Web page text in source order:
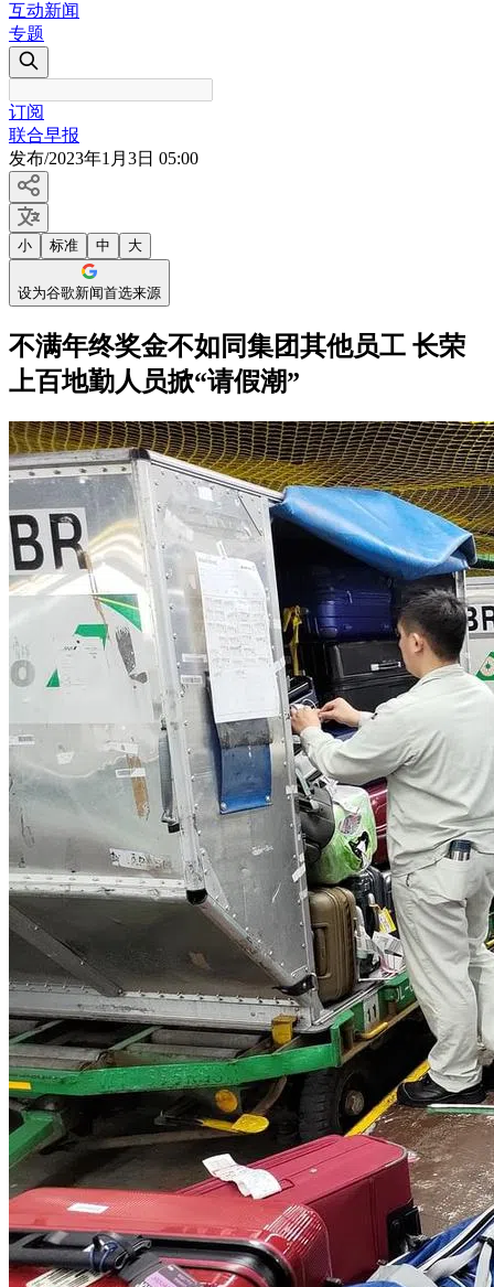
互动新闻
专题
订阅
联合早报
发布/2023年1月3日 05:00
小 标准 中 大
设为谷歌新闻首选来源
不满年终奖金不如同集团其他员工 长荣
上百地勤人员掀“请假潮”